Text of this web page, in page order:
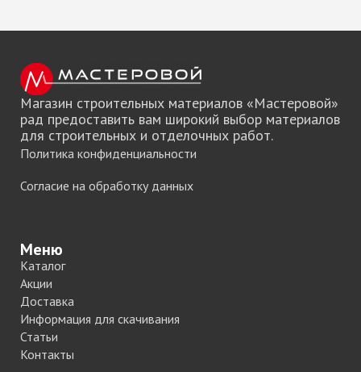
Магазин строительных материалов «Мастеровой»
рад предоставить вам широкий выбор материалов
для строительных и отделочных работ.
Политика конфиденциальности
Согласие на обработку данных
Меню
Каталог
Акции
Доставка
Информация для скачивания
Статьи
Контакты